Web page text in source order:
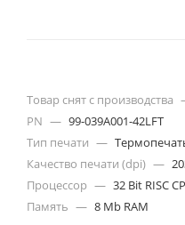
Товар снят с производства
PN — 99-039A001-42LFT
Тип печати —
Качество печати (dpi) —
Процессор — 32 Bit RISC
Память — 8 Mb RAM